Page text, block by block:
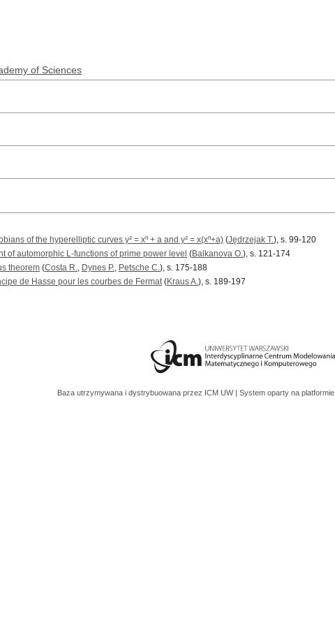
of Sciences
of the hyperelliptic curves y² = xⁿ + a and y² = x(xⁿ+a) (Jędrzejak T.), s. 99-120
of automorphic L-functions of prime power level (Balkanova O.), s. 121-174
theorem (Costa R., Dynes P., Petsche C.), s. 175-188
de Hasse pour les courbes de Fermat(Kraus A.), s. 189-197
Baza utrzymywana i dystrybuowana przez ICM UW | System oparty na platformie